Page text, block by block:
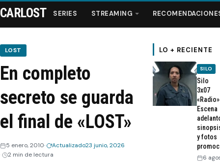
Series
Streaming
Recomendaciones
Videos
CARLOST SERIES STREAMING
LOST
En completo
secreto se guarda
el final de «LOST»
5 enero, 2010 Actualizado23 junio, 2026
2 min de lectura
LO + RECIENTE
SILO
Silo
3x07
Escena
y fotos
6